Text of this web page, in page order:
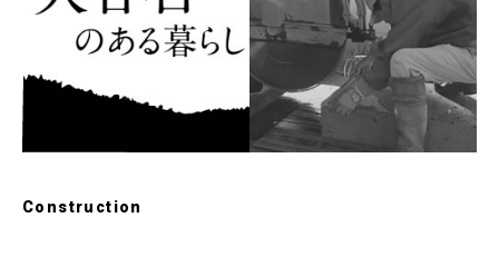
Construction